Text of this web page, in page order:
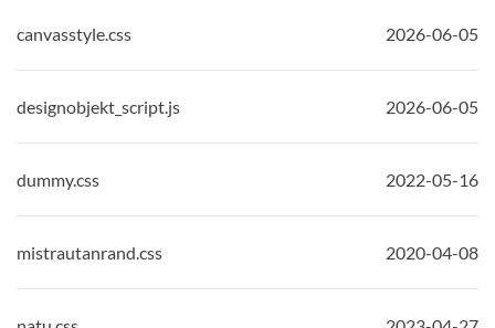
canvasstyle.css 2026-06-05
designobjekt_script.js 2026-06-05
dummy.css 2022-05-16
mistrautanrand.css 2020-04-08